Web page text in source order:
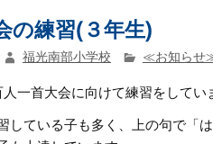
の練習(３年生)
福光南部小学校 ≪お知らせ
一首大会に向けて練習をしてい
している子も多く、上の句で「